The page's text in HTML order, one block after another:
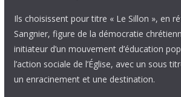
Ils choisissent pour titre « Le Sillon », en
Sangnier, figure de la démocratie
initiateur d’un mouvement d’éducation
l’action sociale de l’Église, avec un sous
un enracinement et une destination.